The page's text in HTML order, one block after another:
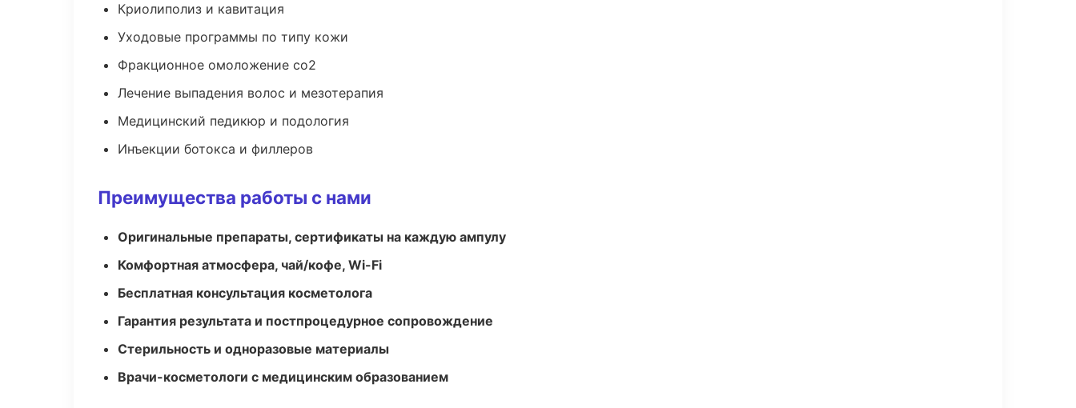
Криолиполиз и кавитация
Уходовые программы по типу кожи
Фракционное омоложение co2
Лечение выпадения волос и мезотерапия
Медицинский педикюр и подология
Инъекции ботокса и филлеров
Преимущества работы с нами
Оригинальные препараты, сертификаты на каждую ампулу
Комфортная атмосфера, чай/кофе, Wi-Fi
Бесплатная консультация косметолога
Гарантия результата и постпроцедурное сопровождение
Стерильность и одноразовые материалы
Врачи-косметологи с медицинским образованием